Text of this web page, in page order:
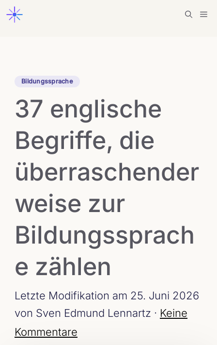
Zum
Inhalt
Bildungssprache
37 englische
Begriffe, die
überraschender
weise zur
Bildungssprach
e zählen
Letzte Modifikation am 25. Juni 2026
von Sven Edmund Lennartz · Keine
Kommentare